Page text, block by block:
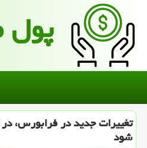
تغییرات جدید در فرابورس،
شود